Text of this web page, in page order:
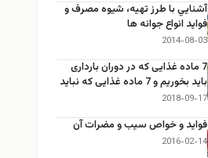
آشنايي با طرز تهيه، شيوه مصرف و
فوايد انواع جوانه ها
2014-08-03
7 ماده غذایی که در دوران بارداری
باید بخوریم و 7 ماده غذایی که نباید
بخوریم
2018-09-17
فواید و خواص سیب و مضرات آن
2016-02-14